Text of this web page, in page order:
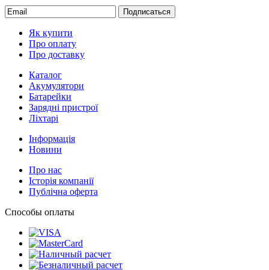
Подписаться
Як купити
Про оплату
Про доставку
Каталог
Акумулятори
Батарейки
Зарядні пристрої
Ліхтарі
Інформація
Новини
Про нас
Історія компанії
Публічна оферта
Способы оплаты